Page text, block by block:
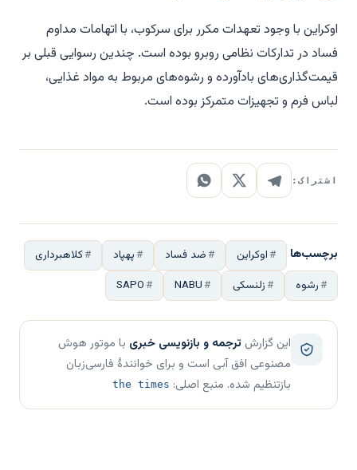
اوکراین با وجود تعهدات مکرر برای سرکوب، با اتهامات مداوم
فساد در تدارکات نظامی روبرو بوده است. چندین رسوایی قبلی بر
قیمت‌گذاری‌های بادآورده و رشوه‌های مربوط به مواد غذایی،
لباس فرم و تجهیزات متمرکز بوده است.
اشتراک:
برچسب‌ها اوکراین ضد فساد پهپاد
کلاهبرداری
رشوه
زلنسکی NABU
SAPO
این گزارش ترجمه و بازنویسی خبری با موتور هوش
مصنوعی افق آبی است و برای خوانندهٔ فارسی‌زبان
بازتنظیم شده. منبع اصلی: the times